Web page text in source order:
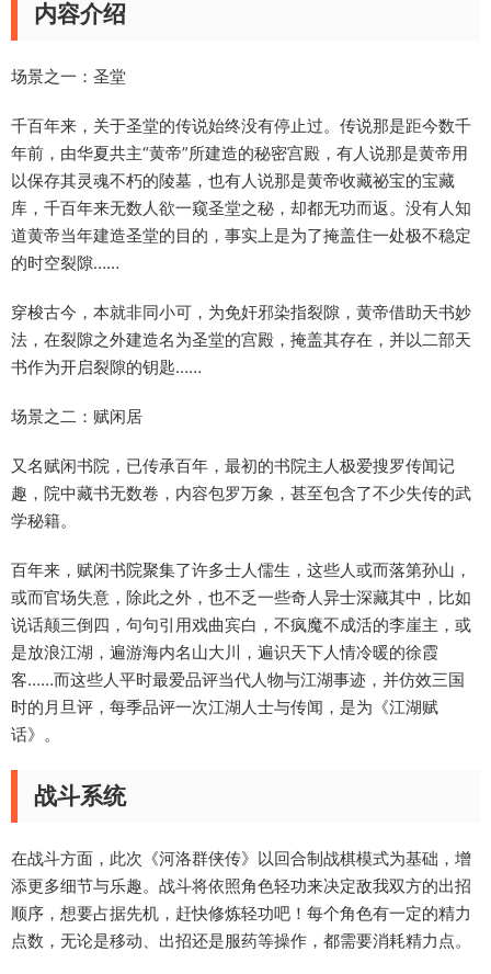
内容介绍
场景之一：圣堂
千百年来，关于圣堂的传说始终没有停止过。传说那是距今数千
年前，由华夏共主“黄帝”所建造的秘密宫殿，有人说那是黄帝用
以保存其灵魂不朽的陵墓，也有人说那是黄帝收藏祕宝的宝藏
库，千百年来无数人欲一窥圣堂之秘，却都无功而返。没有人知
道黄帝当年建造圣堂的目的，事实上是为了掩盖住一处极不稳定
的时空裂隙……
穿梭古今，本就非同小可，为免奸邪染指裂隙，黄帝借助天书妙
法，在裂隙之外建造名为圣堂的宫殿，掩盖其存在，并以二部天
书作为开启裂隙的钥匙……
场景之二：赋闲居
又名赋闲书院，已传承百年，最初的书院主人极爱搜罗传闻记
趣，院中藏书无数卷，内容包罗万象，甚至包含了不少失传的武
学秘籍。
百年来，赋闲书院聚集了许多士人儒生，这些人或而落第孙山，
或而官场失意，除此之外，也不乏一些奇人异士深藏其中，比如
说话颠三倒四，句句引用戏曲宾白，不疯魔不成活的李崖主，或
是放浪江湖，遍游海内名山大川，遍识天下人情冷暖的徐霞
客……而这些人平时最爱品评当代人物与江湖事迹，并仿效三国
时的月旦评，每季品评一次江湖人士与传闻，是为《江湖赋
话》。
战斗系统
在战斗方面，此次《河洛群侠传》以回合制战棋模式为基础，增
添更多细节与乐趣。战斗将依照角色轻功来决定敌我双方的出招
顺序，想要占据先机，赶快修炼轻功吧！每个角色有一定的精力
点数，无论是移动、出招还是服药等操作，都需要消耗精力点。